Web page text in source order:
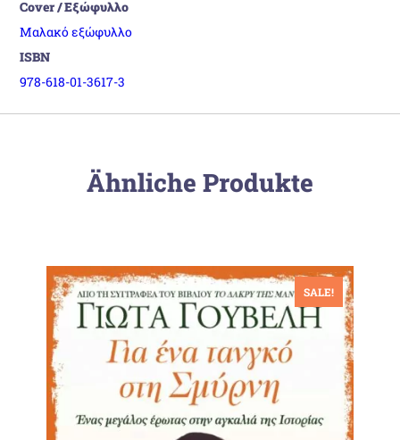
Cover / Εξώφυλλο
Μαλακό εξώφυλλο
ISBN
978-618-01-3617-3
Ähnliche Produkte
SALE!